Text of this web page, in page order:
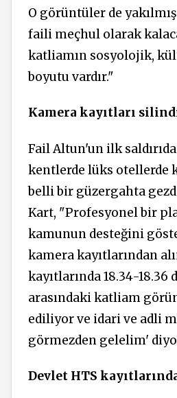
O görüntüler de
faili meçhul olarak
katliamın sosyolojik,
boyutu vardır."
Kamera kayıtları
Fail Altun'un ilk
kentlerde lüks otellerde
belli bir güzergahta
Kart, "Profesyonel bir
kamunun desteğini
kamera kayıtlarından
kayıtlarında 18.34-18.36
arasındaki katliam
ediliyor ve idari ve adli
görmezden gelelim'
Devlet HTS